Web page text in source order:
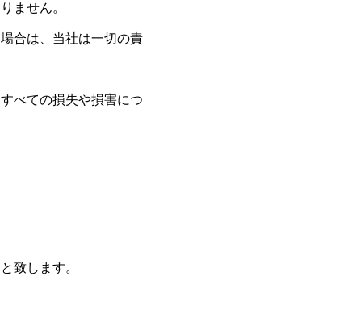
ません。
合は、当社は一切の責
べての損失や損害につ
致します。